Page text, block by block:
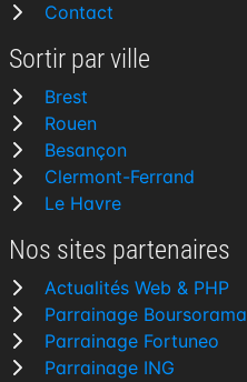
Contact
Sortir par ville
Brest
Rouen
Besançon
Clermont-Ferrand
Le Havre
Nos sites partenaires
Actualités Web & PHP
Parrainage Boursorama
Parrainage Fortuneo
Parrainage ING